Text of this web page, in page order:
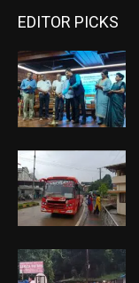
EDITOR PICKS